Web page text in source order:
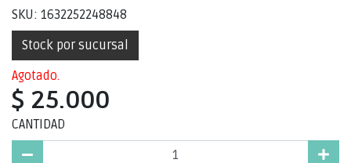
SKU: 1632252248848
Stock por sucursal
Agotado.
$ 25.000
CANTIDAD